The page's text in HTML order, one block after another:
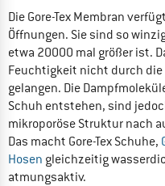
Die Gore-Tex Membran
Öffnungen. Sie sind so
etwa 20000 mal größer ist.
Feuchtigkeit nicht durch die
gelangen. Die
Schuh entstehen, sind
mikroporöse Struktur nach
Das macht Gore-Tex Schuhe,
Hosen gleichzeitig
atmungsaktiv.